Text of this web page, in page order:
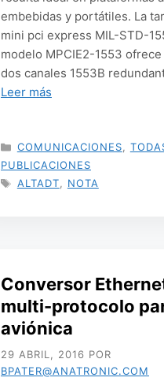
embebidas y portátiles. La
mini pci express MIL-STD-
modelo MPCIE2-1553
dos canales 1553B
Leer más
CATEGORÍAS
COMUNICACIONES
PUBLICACIONES
ETIQUETAS
ALTADT NOTA
Conversor
multi-protocolo
aviónica
29 ABRIL, 2016 POR
BPATER@ANATRONIC.COM